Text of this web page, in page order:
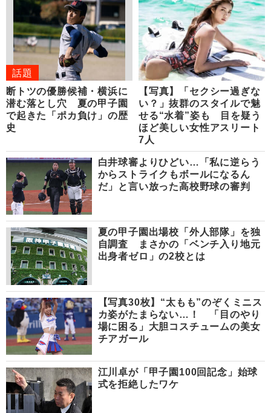
話題
断トツの優勝候補・横浜に
潜む落とし穴 夏の甲子園
で起きた「ポカ負け」の歴
史
【写真】「セクシー過ぎな
い？」抜群のスタイルで魅
せる“水着”姿も 目を疑う
ほど美しい女性アスリート
7人
白井球審よりひどい…「私に逆らう
からストライクもボールになるん
だ」と言い放った高校野球の審判
夏の甲子園出場校「外人部隊」を独
自調査 まさかの「ベンチ入り地元
出身者ゼロ」の2校とは
【写真30枚】“太もも”のぞくミニス
カ姿がたまらない…！ 「目のやり
場に困る」大胆コスチュームの美女
チアガール
江川卓が「甲子園100回記念」始球
式を拒絶したワケ